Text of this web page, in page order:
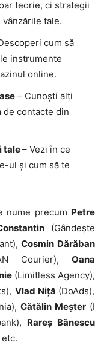
teorie, ci strategii
tale.
cum să
instrumente
online.
– Cunoști alți
contacte din
tale– Vezi în ce
ul și cum să te
nume precum Petre
(Gândește
Cosmin Dărăban
Courier), Oana
(Limitless Agency),
Vlad Niță (DoAds),
Cătălin Meșter (I
Rareș Bănescu
etc.